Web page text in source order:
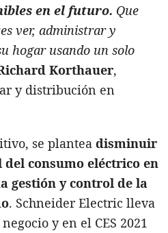
en el futuro. Que
ver, administrar y
hogar usando un solo
Korthauer,
y distribución en
se plantea disminuir
consumo eléctrico en
gestión y control de la
. Schneider Electric lleva
y en el CES 2021